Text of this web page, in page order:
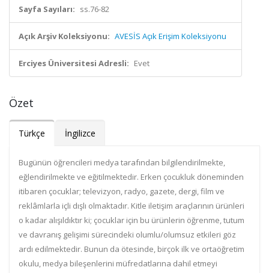
Sayfa Sayıları: ss.76-82
Açık Arşiv Koleksiyonu: AVESİS Açık Erişim Koleksiyonu
Erciyes Üniversitesi Adresli: Evet
Özet
Türkçe İngilizce
Bugünün öğrencileri medya tarafından bilgilendirilmekte,
eğlendirilmekte ve eğitilmektedir. Erken çocukluk döneminden
itibaren çocuklar; televizyon, radyo, gazete, dergi, film ve
reklâmlarla içli dışlı olmaktadır. Kitle iletişim araçlarının ürünleri
o kadar alışıldıktır ki; çocuklar için bu ürünlerin öğrenme, tutum
ve davranış gelişimi sürecindeki olumlu/olumsuz etkileri göz
ardı edilmektedir. Bunun da ötesinde, birçok ilk ve ortaöğretim
okulu, medya bileşenlerini müfredatlarına dahil etmeyi